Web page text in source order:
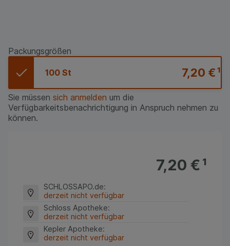
Packungsgrößen
100 St 7,20 €¹
Sie müssen sich anmelden um die
Verfügbarkeitsbenachrichtigung in Anspruch nehmen zu
können.
7,20 €¹
SCHLOSSAPO.de:
derzeit nicht verfügbar
Schloss Apotheke:
derzeit nicht verfügbar
Kepler Apotheke:
derzeit nicht verfügbar